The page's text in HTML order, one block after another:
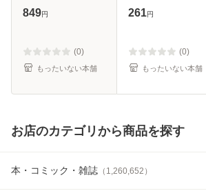
ポリス [単行本]
849円
(0)
もったいない本舗
[文庫]【メール便送
261円
(0)
もったいない本舗
お店のカテゴリから商品を探す
本・コミック・雑誌 （ 1,260,652 ）